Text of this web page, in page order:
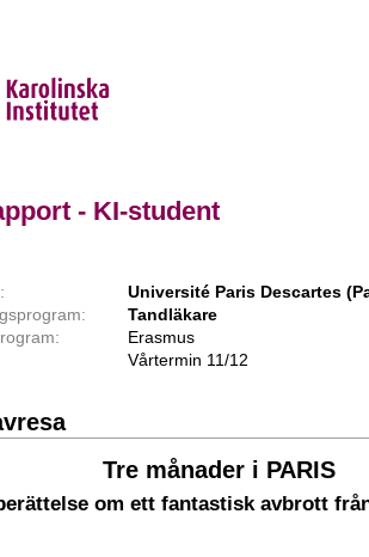
- KI-student
Université Paris Descartes
Tandläkare
Erasmus
Vårtermin 11/12
Tre månader i PARIS
om ett fantastisk avbrott